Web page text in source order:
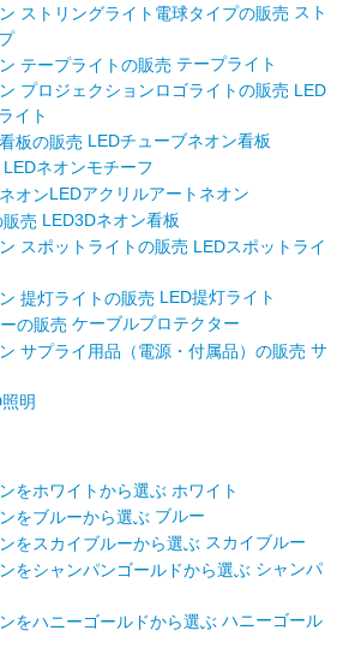
スト
テープライト
LED
イト
LEDチューブネオン看板
LEDネオンモチーフ
LEDアクリルアートネオン
LED3Dネオン看板
LEDスポットライ
LED提灯ライト
ケーブルプロテクター
サ
明
ホワイト
ブルー
スカイブルー
シャンパ
ハニーゴール